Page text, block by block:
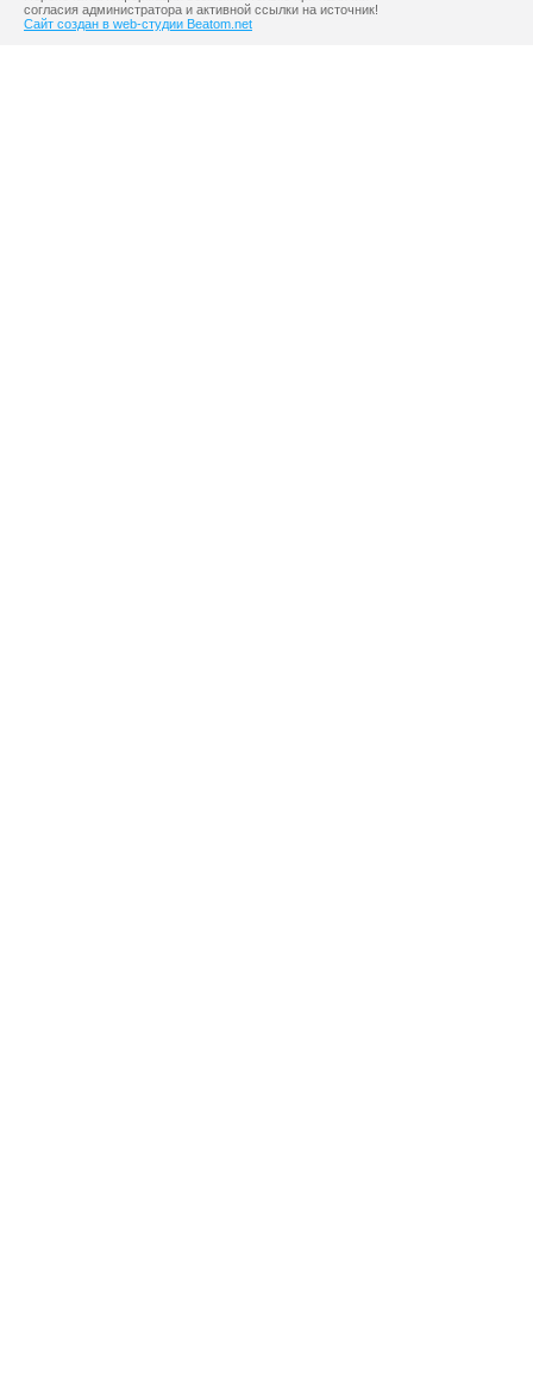
согласия администратора и активной ссылки на источник!
Сайт создан в web-студии Beatom.net